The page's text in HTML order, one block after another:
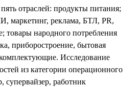
отраслей: продукты питания;
маркетинг, реклама, БТЛ, PR,
товары народного потребления
приборостроение, бытовая
Исследование
из категории операционного
супервайзер, работник